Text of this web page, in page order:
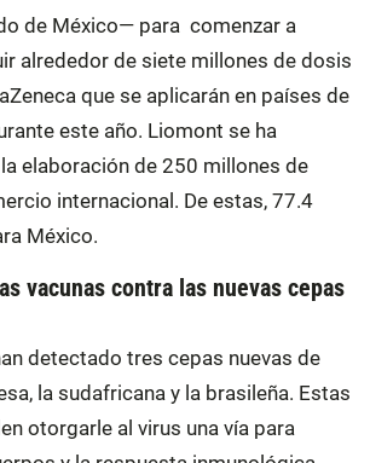
de México— para comenzar a
alrededor de siete millones de dosis
que se aplicarán en países de
este año. Liomont se ha
elaboración de 250 millones de
internacional. De estas, 77.4
México.
vacunas contra las nuevas cepas
detectado tres cepas nuevas de
la sudafricana y la brasileña. Estas
otorgarle al virus una vía para